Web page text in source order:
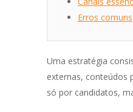
Erros comuns
Uma estratégia
externas, conteúdos
só por candidatos,